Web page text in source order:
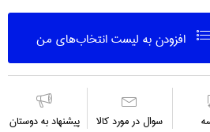
افزودن به ليست انتخاب‌هاي من
سوال در مورد كالا پیشنهاد به دوستان